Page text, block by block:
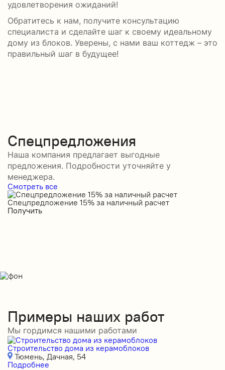
удовлетворения ожиданий!
Обратитесь к нам, получите консультацию
специалиста и сделайте шаг к своему идеальному
дому из блоков. Уверены, с нами ваш коттедж – это
правильный шаг в будущее!
Спецпредложения
Наша компания предлагает выгодные
предложения. Подробности уточняйте у
менеджера.
Смотреть все
Спецпредложение 15% за наличный расчет
Получить
Примеры наших работ
Мы гордимся нашими работами
Строительство дома из керамоблоков
Тюмень, Дачная, 54
Подробнее